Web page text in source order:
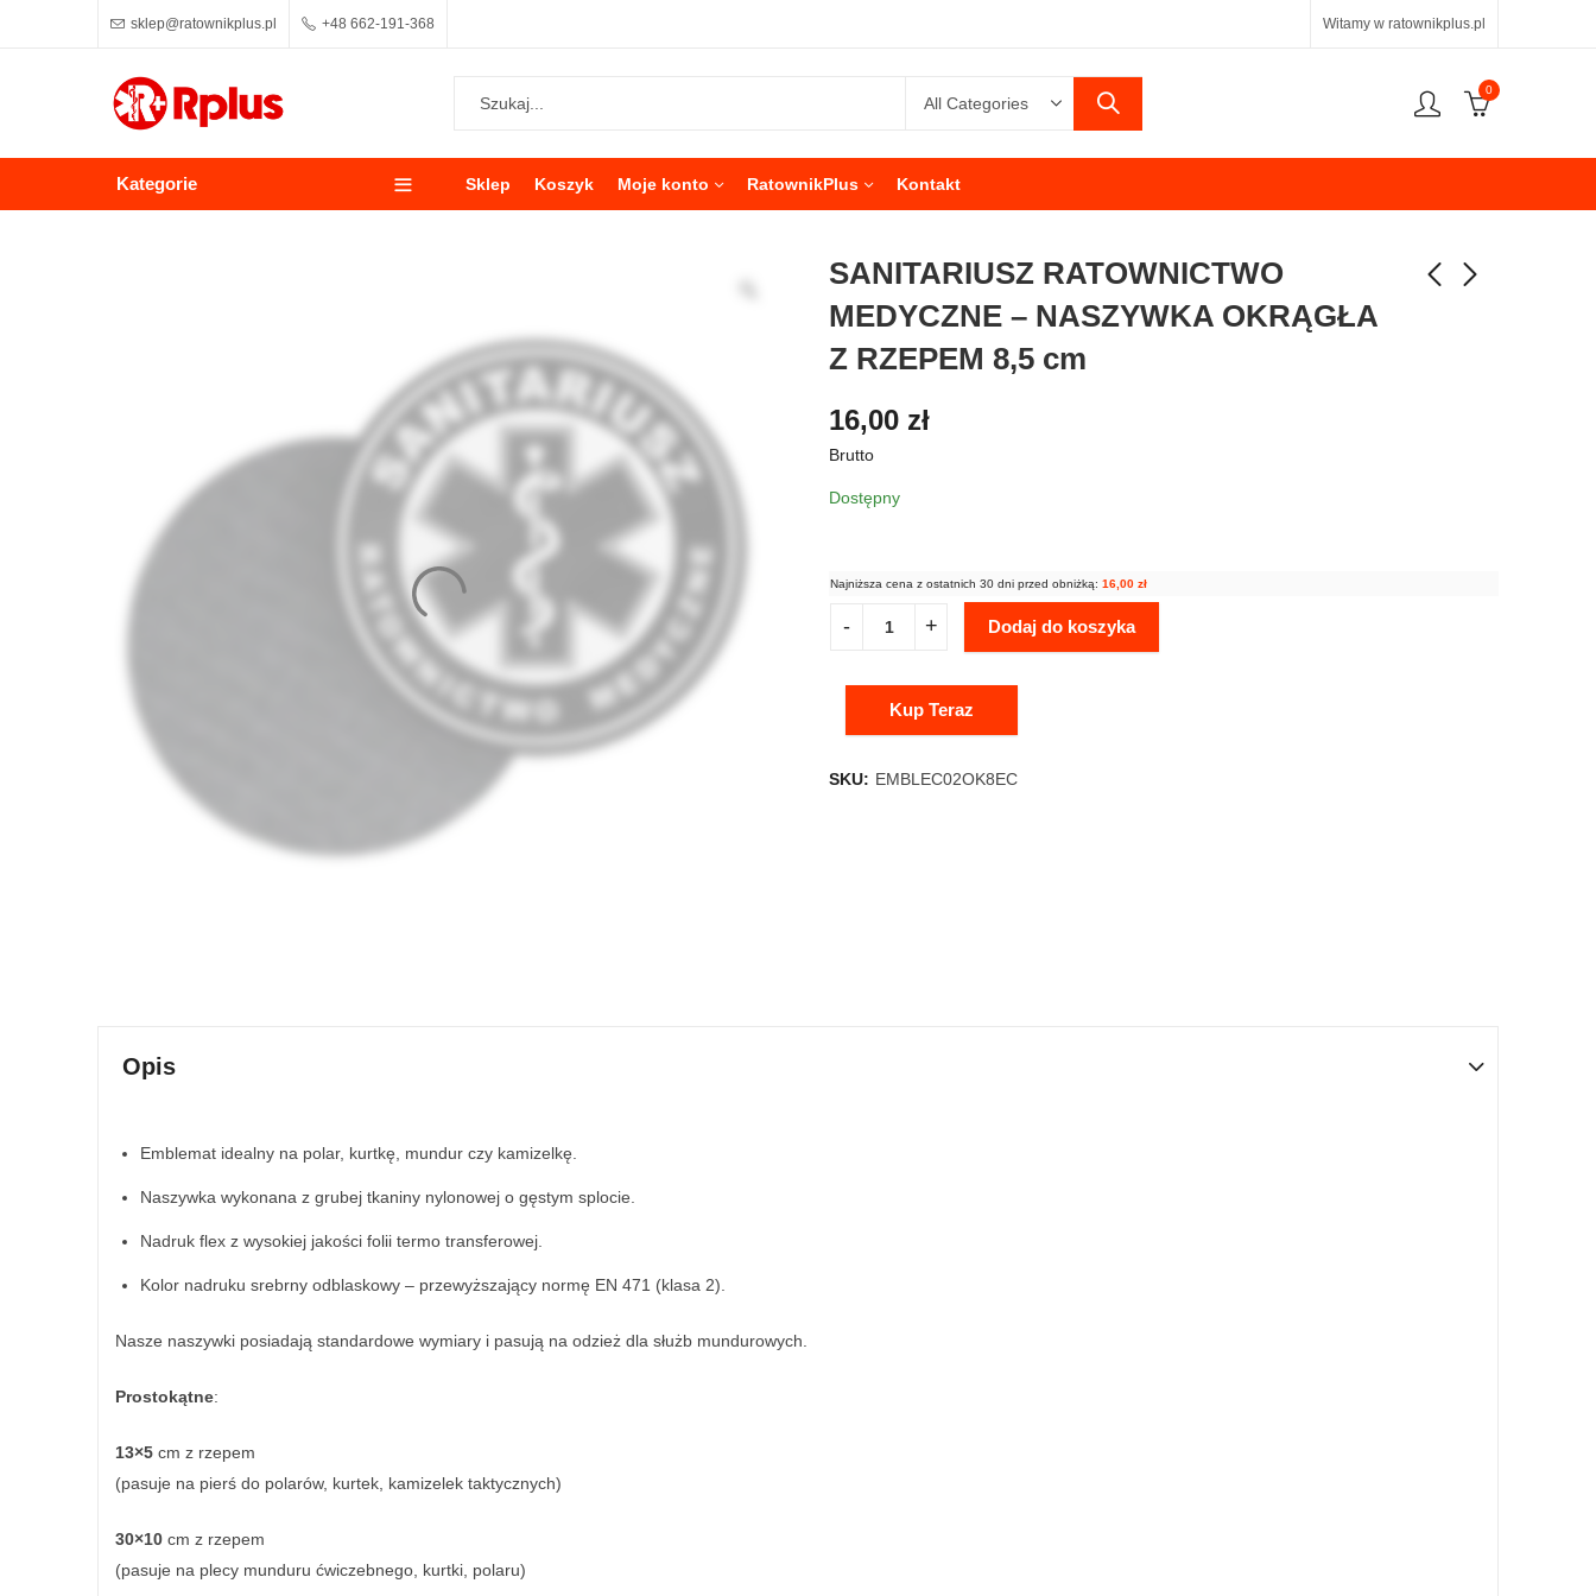
sklep@ratownikplus.pl +48 662-191-368 Witamy w ratownikplus.pl
0
Kategorie Sklep Koszyk Moje konto RatownikPlus Kontakt
SANITARIUSZ RATOWNICTWO
MEDYCZNE – NASZYWKA OKRĄGŁA
Z RZEPEM 8,5 cm
16,00 zł
Brutto
Dostępny
Najniższa cena z ostatnich 30 dni przed obniżką: 16,00 zł
Dodaj do koszyka
Kup Teraz
SKU: EMBLEC02OK8EC
Opis
Emblemat idealny na polar, kurtkę, mundur czy kamizelkę.
Naszywka wykonana z grubej tkaniny nylonowej o gęstym splocie.
Nadruk flex z wysokiej jakości folii termo transferowej.
Kolor nadruku srebrny odblaskowy – przewyższający normę EN 471 (klasa 2).
Nasze naszywki posiadają standardowe wymiary i pasują na odzież dla służb mundurowych.
Prostokątne:
13×5 cm z rzepem
(pasuje na pierś do polarów, kurtek, kamizelek taktycznych)
30×10 cm z rzepem
(pasuje na plecy munduru ćwiczebnego, kurtki, polaru)